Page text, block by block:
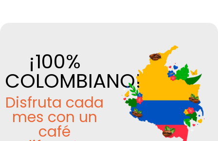
¡100%
COLOMBIANO!
Disfruta cada
mes con un
café